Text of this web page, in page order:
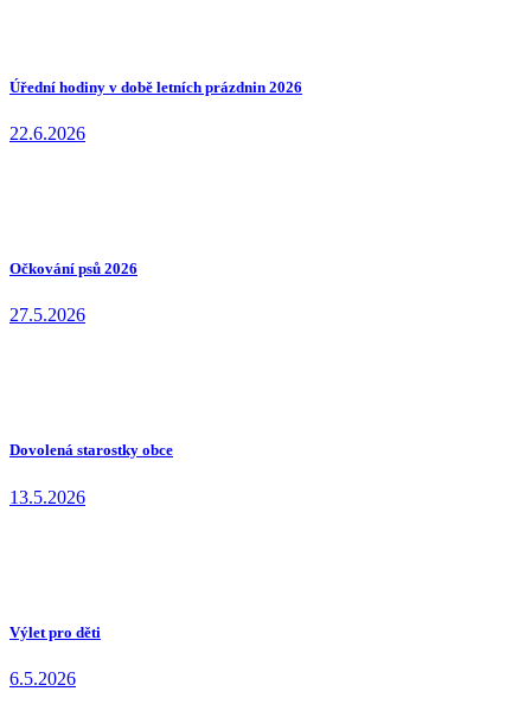
Úřední hodiny v době letních prázdnin 2026
22.6.2026
Očkování psů 2026
27.5.2026
Dovolená starostky obce
13.5.2026
Výlet pro děti
6.5.2026